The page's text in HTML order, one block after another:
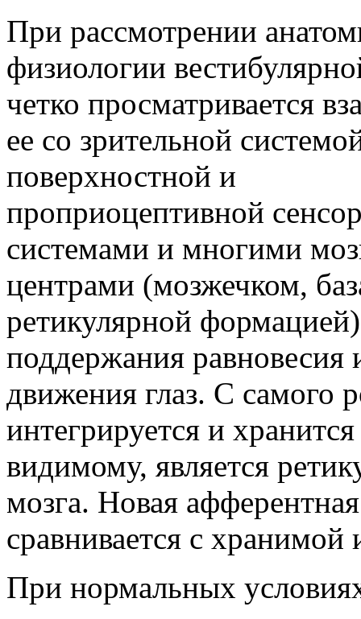
При рассмотрении
физиологии
четко просматривается
ее со зрительной
поверхностной и
проприоцептивной
системами и многими
центрами (мозжечком,
ретикулярной
поддержания
движения глаз. С самого
интегрируется и
видимому, является
мозга. Новая
сравнивается с
При нормальных